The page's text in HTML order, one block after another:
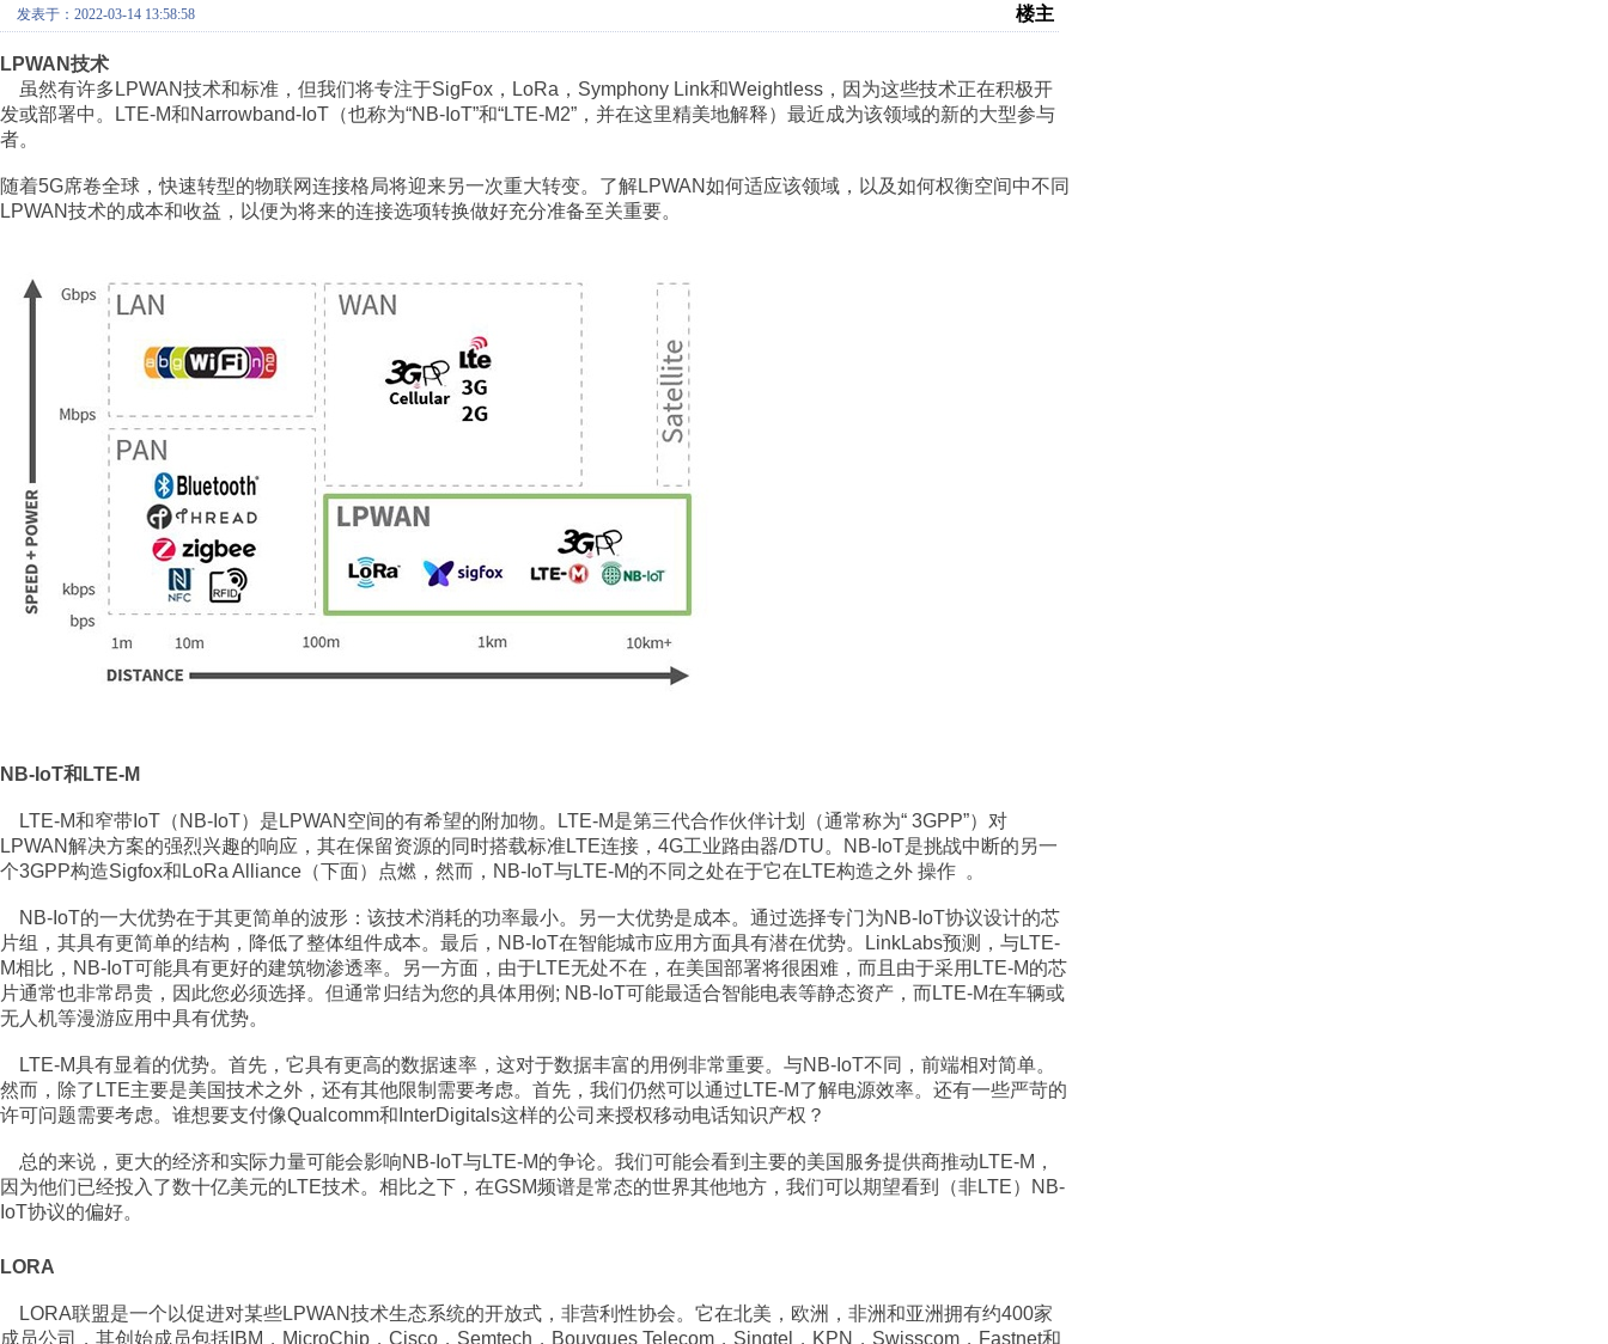
发表于：2022-03-14 13:58:58 楼主
LPWAN技术
虽然有许多LPWAN技术和标准，但我们将专注于SigFox，LoRa，Symphony Link和Weightless，因为这些技术正在积极开
发或部署中。LTE-M和Narrowband-IoT（也称为“NB-IoT”和“LTE-M2”，并在这里精美地解释）最近成为该领域的新的大型参与
者。
随着5G席卷全球，快速转型的物联网连接格局将迎来另一次重大转变。了解LPWAN如何适应该领域，以及如何权衡空间中不同
LPWAN技术的成本和收益，以便为将来的连接选项转换做好充分准备至关重要。
NB-IoT和LTE-M
LTE-M和窄带IoT（NB-IoT）是LPWAN空间的有希望的附加物。LTE-M是第三代合作伙伴计划（通常称为“ 3GPP”）对
LPWAN解决方案的强烈兴趣的响应，其在保留资源的同时搭载标准LTE连接，4G工业路由器/DTU。NB-IoT是挑战中断的另一
个3GPP构造Sigfox和LoRa Alliance（下面）点燃，然而，NB-IoT与LTE-M的不同之处在于它在LTE构造之外 操作 。
NB-IoT的一大优势在于其更简单的波形：该技术消耗的功率最小。另一大优势是成本。通过选择专门为NB-IoT协议设计的芯
片组，其具有更简单的结构，降低了整体组件成本。最后，NB-IoT在智能城市应用方面具有潜在优势。LinkLabs预测，与LTE-
M相比，NB-IoT可能具有更好的建筑物渗透率。另一方面，由于LTE无处不在，在美国部署将很困难，而且由于采用LTE-M的芯
片通常也非常昂贵，因此您必须选择。但通常归结为您的具体用例; NB-IoT可能最适合智能电表等静态资产，而LTE-M在车辆或
无人机等漫游应用中具有优势。
LTE-M具有显着的优势。首先，它具有更高的数据速率，这对于数据丰富的用例非常重要。与NB-IoT不同，前端相对简单。
然而，除了LTE主要是美国技术之外，还有其他限制需要考虑。首先，我们仍然可以通过LTE-M了解电源效率。还有一些严苛的
许可问题需要考虑。谁想要支付像Qualcomm和InterDigitals这样的公司来授权移动电话知识产权？
总的来说，更大的经济和实际力量可能会影响NB-IoT与LTE-M的争论。我们可能会看到主要的美国服务提供商推动LTE-M，
因为他们已经投入了数十亿美元的LTE技术。相比之下，在GSM频谱是常态的世界其他地方，我们可以期望看到（非LTE）NB-
IoT协议的偏好。
LORA
LORA联盟是一个以促进对某些LPWAN技术生态系统的开放式，非营利性协会。它在北美，欧洲，非洲和亚洲拥有约400家
成员公司，其创始成员包括IBM，MicroChip，Cisco，Semtech，Bouygues Telecom，Singtel，KPN，Swisscom，Fastnet和